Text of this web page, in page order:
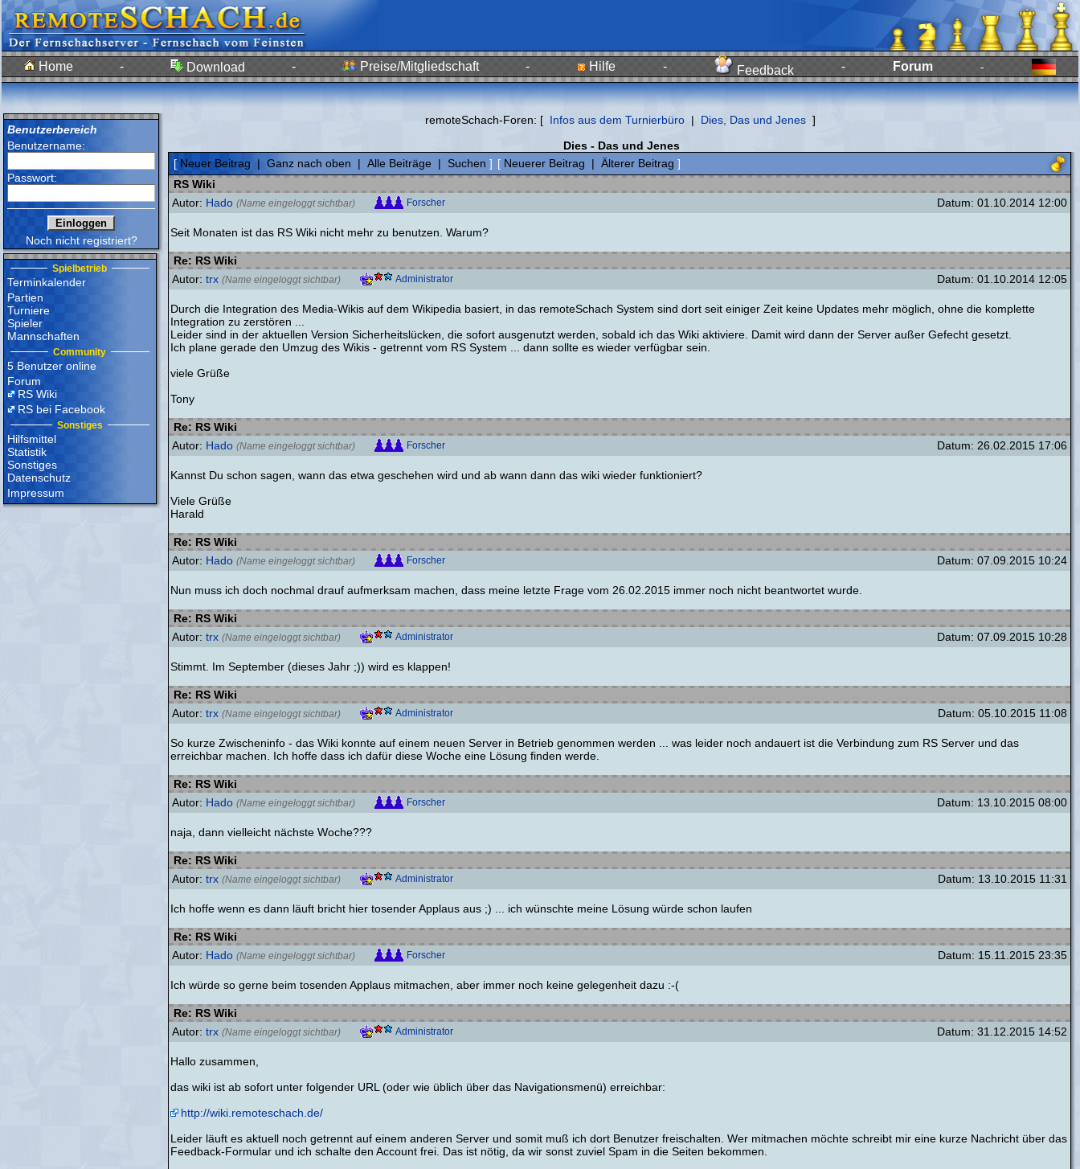
Home - Download - Preise/Mitgliedschaft - Hilfe - Feedback - Forum -
Benutzerbereich
Benutzername:
Passwort:
Noch nicht registriert?
Spielbetrieb
Terminkalender
Partien
Turniere
Spieler
Mannschaften
Community
5 Benutzer online
Forum
RS Wiki
RS bei Facebook
Sonstiges
Hilfsmittel
Statistik
Sonstiges
Datenschutz
Impressum
remoteSchach-Foren: [ Infos aus dem Turnierbüro | Dies, Das und Jenes ]
Dies - Das und Jenes
[ Neuer Beitrag | Ganz nach oben | Alle Beiträge | Suchen ] [ Neuerer Beitrag | Älterer Beitrag ]
RS Wiki
Autor: Hado (Name eingeloggt sichtbar) Forscher Datum: 01.10.2014 12:00
Seit Monaten ist das RS Wiki nicht mehr zu benutzen. Warum?
Re: RS Wiki
Autor: trx (Name eingeloggt sichtbar) Administrator Datum: 01.10.2014 12:05
Durch die Integration des Media-Wikis auf dem Wikipedia basiert, in das remoteSchach System sind dort seit einiger Zeit keine Updates mehr möglich, ohne die komplette
Integration zu zerstören ...
Leider sind in der aktuellen Version Sicherheitslücken, die sofort ausgenutzt werden, sobald ich das Wiki aktiviere. Damit wird dann der Server außer Gefecht gesetzt.
Ich plane gerade den Umzug des Wikis - getrennt vom RS System ... dann sollte es wieder verfügbar sein.
viele Grüße
Tony
Re: RS Wiki
Autor: Hado (Name eingeloggt sichtbar) Forscher Datum: 26.02.2015 17:06
Kannst Du schon sagen, wann das etwa geschehen wird und ab wann dann das wiki wieder funktioniert?
Viele Grüße
Harald
Re: RS Wiki
Autor: Hado (Name eingeloggt sichtbar) Forscher Datum: 07.09.2015 10:24
Nun muss ich doch nochmal drauf aufmerksam machen, dass meine letzte Frage vom 26.02.2015 immer noch nicht beantwortet wurde.
Re: RS Wiki
Autor: trx (Name eingeloggt sichtbar) Administrator Datum: 07.09.2015 10:28
Stimmt. Im September (dieses Jahr ;)) wird es klappen!
Re: RS Wiki
Autor: trx (Name eingeloggt sichtbar) Administrator Datum: 05.10.2015 11:08
So kurze Zwischeninfo - das Wiki konnte auf einem neuen Server in Betrieb genommen werden ... was leider noch andauert ist die Verbindung zum RS Server und das
erreichbar machen. Ich hoffe dass ich dafür diese Woche eine Lösung finden werde.
Re: RS Wiki
Autor: Hado (Name eingeloggt sichtbar) Forscher Datum: 13.10.2015 08:00
naja, dann vielleicht nächste Woche???
Re: RS Wiki
Autor: trx (Name eingeloggt sichtbar) Administrator Datum: 13.10.2015 11:31
Ich hoffe wenn es dann läuft bricht hier tosender Applaus aus ;) ... ich wünschte meine Lösung würde schon laufen
Re: RS Wiki
Autor: Hado (Name eingeloggt sichtbar) Forscher Datum: 15.11.2015 23:35
Ich würde so gerne beim tosenden Applaus mitmachen, aber immer noch keine gelegenheit dazu :-(
Re: RS Wiki
Autor: trx (Name eingeloggt sichtbar) Administrator Datum: 31.12.2015 14:52
Hallo zusammen,
das wiki ist ab sofort unter folgender URL (oder wie üblich über das Navigationsmenü) erreichbar:
http://wiki.remoteschach.de/
Leider läuft es aktuell noch getrennt auf einem anderen Server und somit muß ich dort Benutzer freischalten. Wer mitmachen möchte schreibt mir eine kurze Nachricht über das
Feedback-Formular und ich schalte den Account frei. Das ist nötig, da wir sonst zuviel Spam in die Seiten bekommen.